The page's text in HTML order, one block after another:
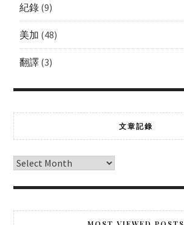
紀錄(9)
美加 (48)
翻譯(3)
文章記錄